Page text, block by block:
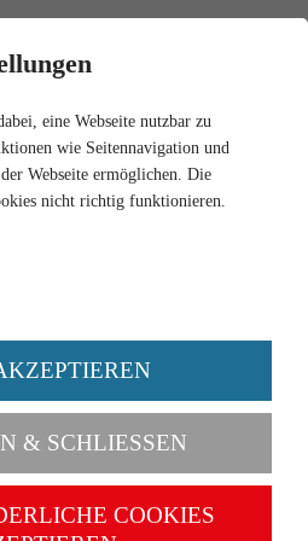
mit VW
eine Webseite nutzbar zu
wie Seitennavigation und
Webseite ermöglichen. Die
nicht richtig funktionieren.
& SCHLIESSEN
COOKIES